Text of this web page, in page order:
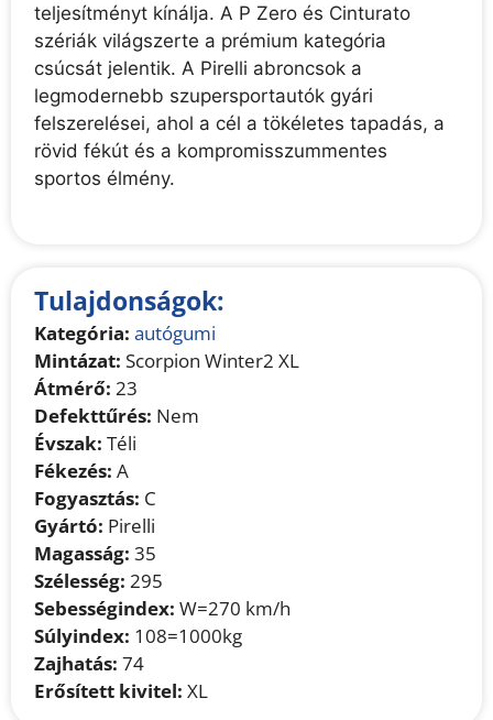
teljesítményt kínálja. A P Zero és Cinturato
szériák világszerte a prémium kategória
csúcsát jelentik. A Pirelli abroncsok a
legmodernebb szupersportautók gyári
felszerelései, ahol a cél a tökéletes tapadás, a
rövid fékút és a kompromisszummentes
sportos élmény.
Tulajdonságok:
Kategória: autógumi
Mintázat: Scorpion Winter2 XL
Átmérő: 23
Defekttűrés: Nem
Évszak: Téli
Fékezés: A
Fogyasztás: C
Gyártó: Pirelli
Magasság: 35
Szélesség: 295
Sebességindex: W=270 km/h
Súlyindex: 108=1000kg
Zajhatás: 74
Erősített kivitel: XL